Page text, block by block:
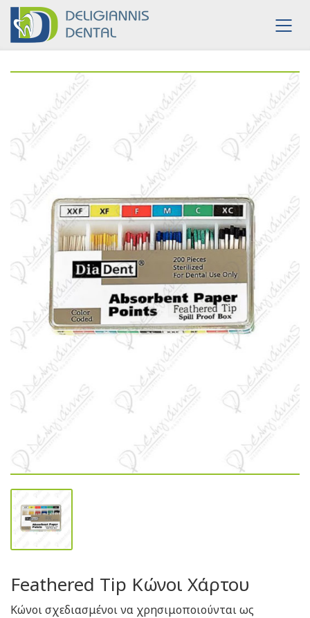
Feathered Tip Κώνοι Χάρτου
Κώνοι σχεδιασμένοι να χρησιμοποιούνται ως